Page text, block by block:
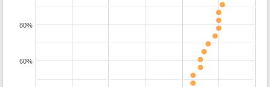
60%
80%